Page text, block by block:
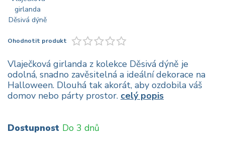
Ohodnotit produkt
Vlaječková girlanda z kolekce Děsivá dýně je
odolná, snadno zavěsitelná a ideální dekorace na
Halloween. Dlouhá tak akorát, aby ozdobila váš
domov nebo párty prostor. celý popis
Dostupnost Do 3 dnů